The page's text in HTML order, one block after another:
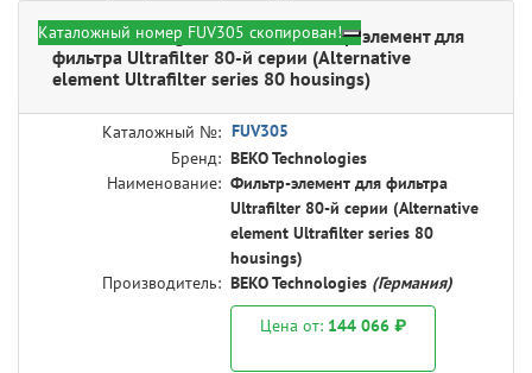
BEKO Technologies FUV305 - Фильтр-элемент для
фильтра Ultrafilter 80-й серии (Alternative
element Ultrafilter series 80 housings)
Каталожный №: FUV305
Бренд: BEKO Technologies
Наименование: Фильтр-элемент для фильтра
Ultrafilter 80-й серии (Alternative
element Ultrafilter series 80
housings)
Производитель: BEKO Technologies (Германия)
Цена от: 144 066 ₽
Каталожный номер FUV305 скопирован!